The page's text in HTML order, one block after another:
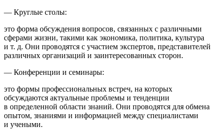
— Круглые столы:
это форма обсуждения вопросов, связанных с различными
сферами жизни, такими как экономика, политика, культура
и т. д. Они проводятся с участием экспертов, представителей
различных организаций и заинтересованных сторон.
— Конференции и семинары:
это формы профессиональных встреч, на которых
обсуждаются актуальные проблемы и тенденции
в определенной области знаний. Они проводятся для обмена
опытом, знаниями и информацией между специалистами
и учеными.